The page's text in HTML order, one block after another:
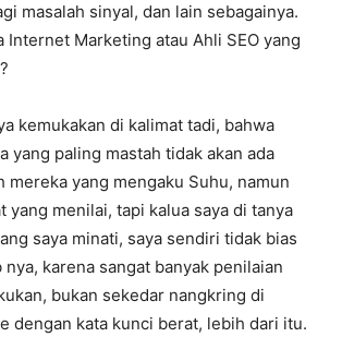
masalah sinyal, dan lain sebagainya.
Internet Marketing atau Ahli SEO yang
kemukakan di kalimat tadi, bahwa
yang paling mastah tidak akan ada
mereka yang mengaku Suhu, namun
yang menilai, tapi kalua saya di tanya
saya minati, saya sendiri tidak bias
karena sangat banyak penilaian
bukan sekedar nangkring di
dengan kata kunci berat, lebih dari itu.